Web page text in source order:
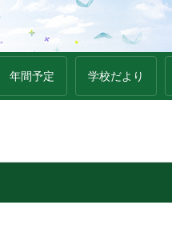
年間予定 学校だより